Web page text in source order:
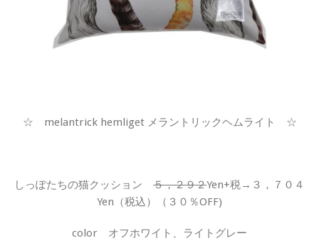
☆ melantrick hemliget メラントリックヘムライト ☆
しっぽたちの猫クッション ５，２９２Yen+税→３，７０４
Yen（税込）（３０％OFF)
color オフホワイト、ライトグレー